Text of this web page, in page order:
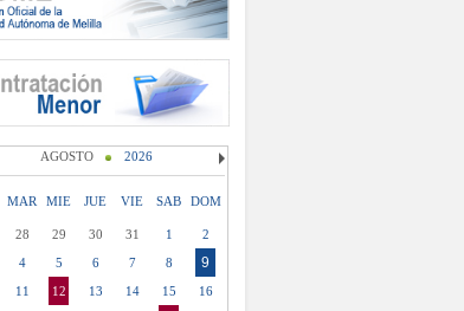
AGOSTO 2026
MAR MIE JUE VIE SAB DOM
28 29 30 31 1
2
4 5 6 7 8 9
11 12 13 14 15
16